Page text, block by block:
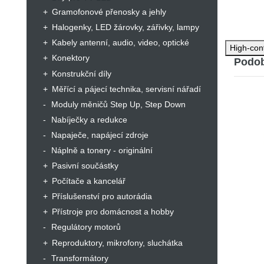
Gramofonové přenosky a jehly
Halogenky, LED žárovky, zářivky, lampy
Kabely antenní, audio, video, optické
Konektory
Konstrukční díly
Měřící a pájecí technika, servisní nářadí
Moduly měničů Step Up, Step Down
Nabíječky a redukce
Napaječe, napájecí zdroje
Náplně a tonery - originální
Pasivní součástky
Počítače a kancelář
Příslušenství pro autorádia
Přístroje pro domácnost a hobby
Regulátory motorů
Reproduktory, mikrofony, sluchátka
Transformátory
zisk
High-